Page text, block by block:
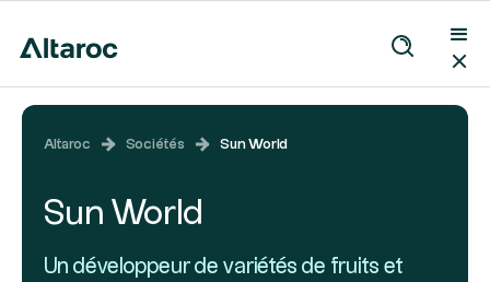
Altaroc Sociétés Sun World
Sun World
Un développeur de variétés de fruits et